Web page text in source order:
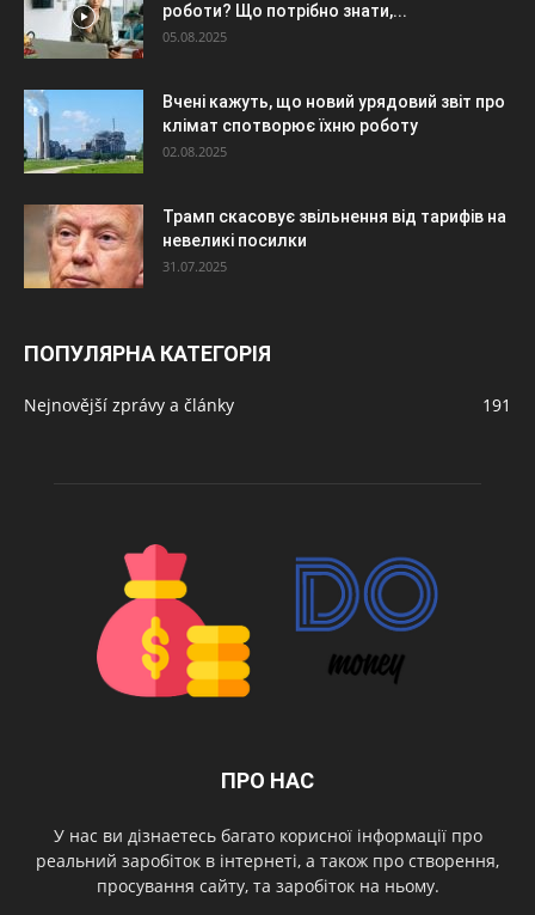
роботи? Що потрібно знати,...
05.08.2025
Вчені кажуть, що новий урядовий звіт про
клімат спотворює їхню роботу
02.08.2025
Трамп скасовує звільнення від тарифів на
невеликі посилки
31.07.2025
ПОПУЛЯРНА КАТЕГОРІЯ
Nejnovější zprávy a články 191
ПРО НАС
У нас ви дізнаетесь багато корисної інформації про
реальний заробіток в інтернеті, а також про створення,
просування сайту, та заробіток на ньому.